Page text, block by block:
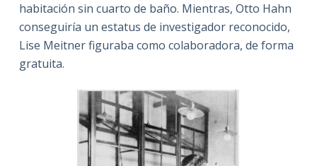
habitación sin cuarto de baño. Mientras, Otto Hahn
conseguiría un estatus de investigador reconocido,
Lise Meitner figuraba como colaboradora, de forma
gratuita.